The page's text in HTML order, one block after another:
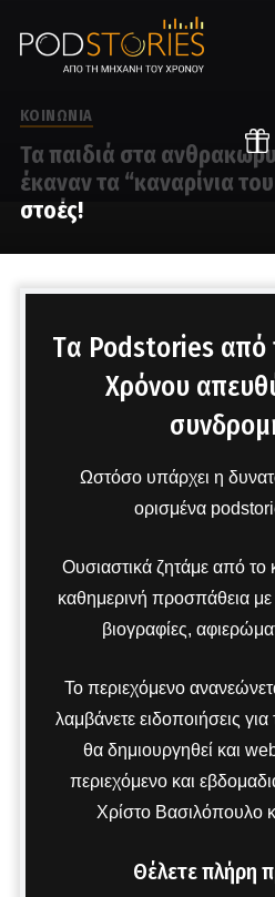
ΚΟΙΝΩΝΙΑ
Τα παιδιά στα
έκαναν τα “καναρίνια
στοές!
Tα Podstories από
Χρόνου
Ωστόσο υπάρχει η
ορισμένα
Ουσιαστικά ζητάμε από το
καθημερινή προσπάθεια με
βιογραφίες,
Το περιεχόμενο
λαμβάνετε ειδοποιήσεις
θα δημιουργηθεί και
περιεχόμενο και
Χρίστο Βασιλόπουλο
Θέλετε πλήρη